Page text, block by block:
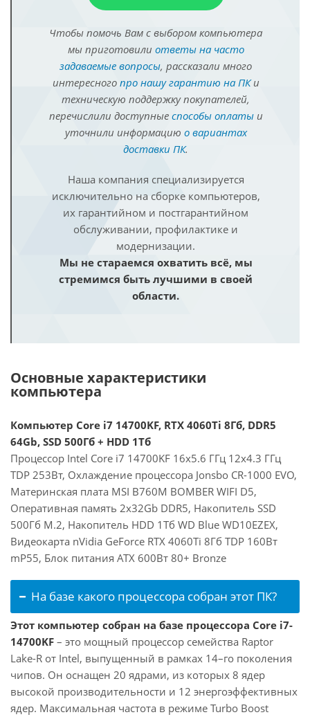
Чтобы помочь Вам с выбором компьютера
мы приготовили ответы на часто
задаваемые вопросы, рассказали много
интересного про нашу гарантию на ПКи
техническую поддержку покупателей,
перечислили доступные способы оплатыи
уточнили информацию о вариантах
доставки ПК.
Наша компания специализируется
исключительно на сборке компьютеров,
их гарантийном и постгарантийном
обслуживании, профилактике и
модернизации.
Мы не стараемся охватить всё, мы
стремимся быть лучшими в своей
области.
Основные характеристики
компьютера
Компьютер Core i7 14700KF, RTX 4060Ti 8Гб, DDR5
64Gb, SSD 500Гб + HDD 1Тб
Процессор Intel Core i7 14700KF 16x5.6 ГГц 12x4.3 ГГц
TDP 253Вт, Охлаждение процессора Jonsbo CR-1000 EVO,
Материнская плата MSI B760M BOMBER WIFI D5,
Оперативная память 2x32Gb DDR5, Накопитель SSD
500Гб M.2, Накопитель HDD 1Тб WD Blue WD10EZEX,
Видеокарта nVidia GeForce RTX 4060Ti 8Гб TDP 160Вт
mP55, Блок питания ATX 600Вт 80+ Bronze
На базе какого процессора собран этот ПК?
Этот компьютер собран на базе процессора Core i7-
14700KF – это мощный процессор семейства Raptor
Lake-R от Intel, выпущенный в рамках 14–го поколения
чипов. Он оснащен 20 ядрами, из которых 8 ядер
высокой производительности и 12 энергоэффективных
ядер. Максимальная частота в режиме Turbo Boost